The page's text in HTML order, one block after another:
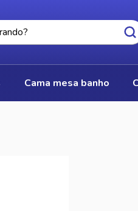
cama mesa banho